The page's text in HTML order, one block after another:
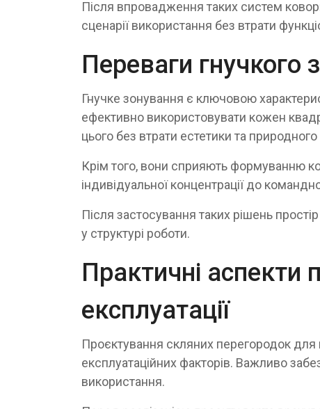
Після впровадження таких систем
сценарії використання без втрати
Переваги гнучкого
Гнучке зонування є ключовою
ефективно використовувати кожен
цього без втрати естетики та природного
Крім того, вони сприяють формуванню
індивідуальної концентрації до
Після застосування таких рішень
у структурі роботи.
Практичні аспекти
експлуатації
Проєктування скляних перегородок для
експлуатаційних факторів. Важливо
використання.